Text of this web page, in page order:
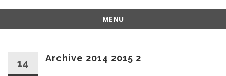
MENU
14 Archive 2014 2015 2